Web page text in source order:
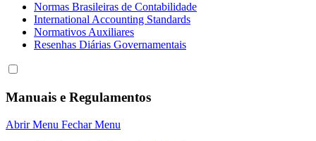
Normas Brasileiras de Contabilidade
International Accounting Standards
Normativos Auxiliares
Resenhas Diárias Governamentais
Manuais e Regulamentos
Abrir Menu Fechar Menu